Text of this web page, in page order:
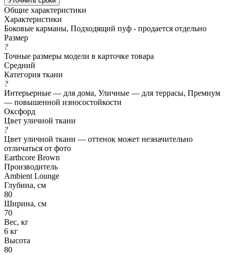
Общие характеристики
Характеристики
Боковые карманы, Подходящий пуф - продается отдельно
Размер
?
Точные размеры модели в карточке товара
Средний
Категория ткани
?
Интерьерные — для дома, Уличные — для террасы, Премиум
— повышенной износостойкости
Оксфорд
Цвет уличной ткани
?
Цвет уличной ткани — оттенок может незначительно
отличаться от фото
Earthcore Brown
Производитель
Ambient Lounge
Глубина, см
80
Ширина, см
70
Вес, кг
6 кг
Высота
80